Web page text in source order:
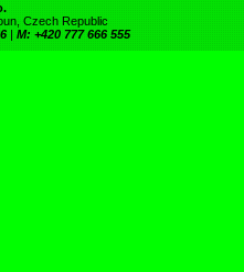
Czech Republic
| M: +420 777 666 555